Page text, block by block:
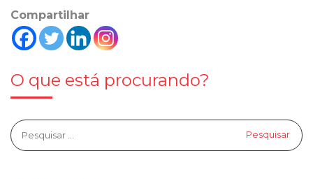
Compartilhar
O que está procurando?